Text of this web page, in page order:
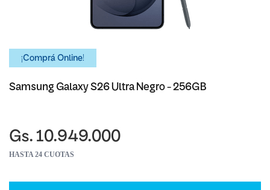
¡Comprá Online!
Samsung Galaxy S26 Ultra Negro - 256GB
Gs. 10.949.000
HASTA 24 CUOTAS